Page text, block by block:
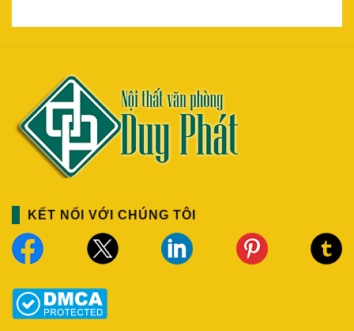
KẾT NỐI VỚI CHÚNG TÔI